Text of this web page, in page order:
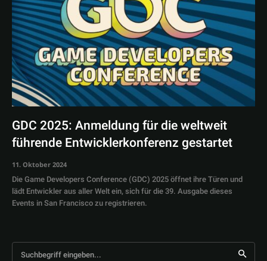
GDC 2025: Anmeldung für die weltweit
führende Entwicklerkonferenz gestartet
11. Oktober 2024
Die Game Developers Conference (GDC) 2025 öffnet ihre Türen und
lädt Entwickler aus aller Welt ein, sich für die 39. Ausgabe dieses
Events in San Francisco zu registrieren.
Suchbegriff eingeben...